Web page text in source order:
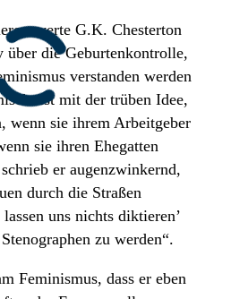
G.K. Chesterton
über die Geburtenkontrolle,
verstanden werden
ist mit der trüben Idee,
wenn sie ihrem Arbeitgeber
sie ihren Ehegatten
er augenzwinkernd,
durch die Straßen
uns nichts diktieren’
zu werden“.
Feminismus, dass er eben